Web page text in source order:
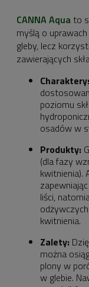
CANNA Aqua to
myślą o
gleby, lecz
zawierających
poziomu
osadów w
Produkty:
(dla fazy
kwitnienia).
liści,
kwitnienia.
Zalety:
można
plony w
w glebie.